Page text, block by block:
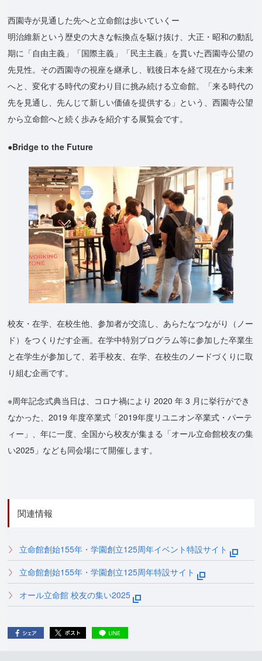
西園寺が見通した先へと立命館は歩いていくー
明治維新という歴史の大きな転換点を駆け抜け、大正・昭和の動乱
期に「自由主義」「国際主義」「民主主義」を貫いた西園寺公望の
先見性。その西園寺の視座を継承し、戦後日本を経て現在から未来
へと、変化する時代の変わり目に挑み続ける立命館。「来る時代の
先を見通し、先んじて新しい価値を提供する」という、西園寺公望
から立命館へと続く歩みを紹介する展覧会です。
●Bridge to the Future
校友・在学、在校生他、参加者が交流し、あらたなつながり（ノー
ド）をつくりだす企画。在学中特別プログラム等に参加した卒業生
と在学生が参加して、若手校友、在学、在校生のノードづくりに取
り組む企画です。
※周年記念式典当日は、コロナ禍により 2020 年 3 月に挙行ができ
なかった、2019 年度卒業式「2019年度リユニオン卒業式・パーテ
ィー」、年に一度、全国から校友が集まる「オール立命館校友の集
い2025」なども同会場にて開催します。
関連情報
立命館創始155年・学園創立125周年イベント特設サイト
立命館創始155年・学園創立125周年特設サイト
オール立命館 校友の集い2025